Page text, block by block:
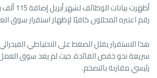
أظهرت
رقم اعتبره المحللون كافيًا لإظهار استقرار سوق
هذا الاستقرار يقلل الضغط على الاحتياطي
سريعة نحو خفض الفائدة، حيث لم يعد سوق
رئيسي مقارنة بالتضخم.